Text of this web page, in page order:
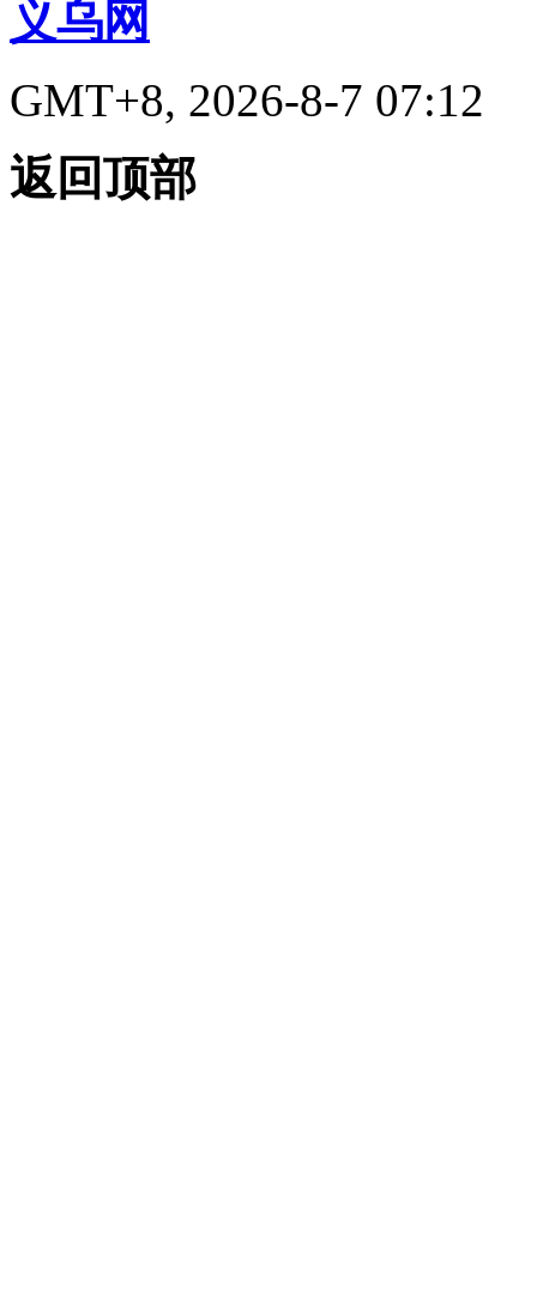
义乌网
GMT+8, 2026-8-7 07:12
返回顶部